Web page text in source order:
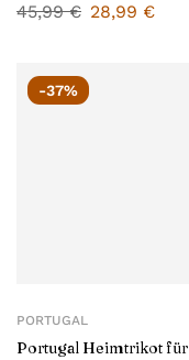
45,99€ 28,99 €
-37%
PORTUGAL
Portugal Heimtrikot für